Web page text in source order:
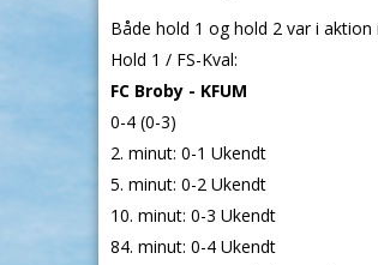
Både hold 1 og hold 2 var i
Hold 1 / FS-Kval:
FC Broby - KFUM
0-4 (0-3)
2. minut: 0-1 Ukendt
5. minut: 0-2 Ukendt
10. minut: 0-3 Ukendt
84. minut: 0-4 Ukendt